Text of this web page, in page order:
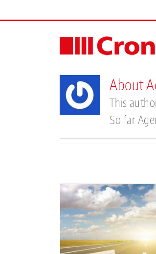
to
About
This
So far
Cronon